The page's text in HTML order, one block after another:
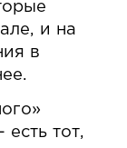
и на
в
тот,